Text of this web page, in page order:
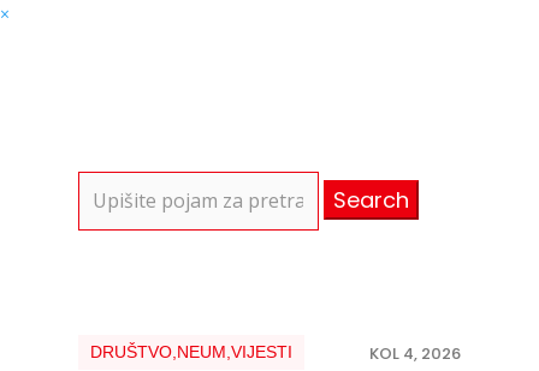
×
for:
DRUŠTVO, NEUM VIJESTI KOL 4, 2026